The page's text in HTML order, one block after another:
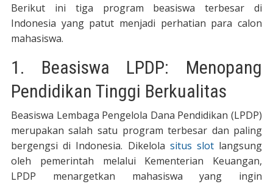
Berikut ini tiga program beasiswa terbesar di
Indonesia yang patut menjadi perhatian para calon
mahasiswa.
1. Beasiswa LPDP: Menopang
Pendidikan Tinggi Berkualitas
Beasiswa Lembaga Pengelola Dana Pendidikan (LPDP)
merupakan salah satu program terbesar dan paling
bergengsi di Indonesia. Dikelola situs slotlangsung
oleh pemerintah melalui Kementerian Keuangan,
LPDP menargetkan mahasiswa yang ingin